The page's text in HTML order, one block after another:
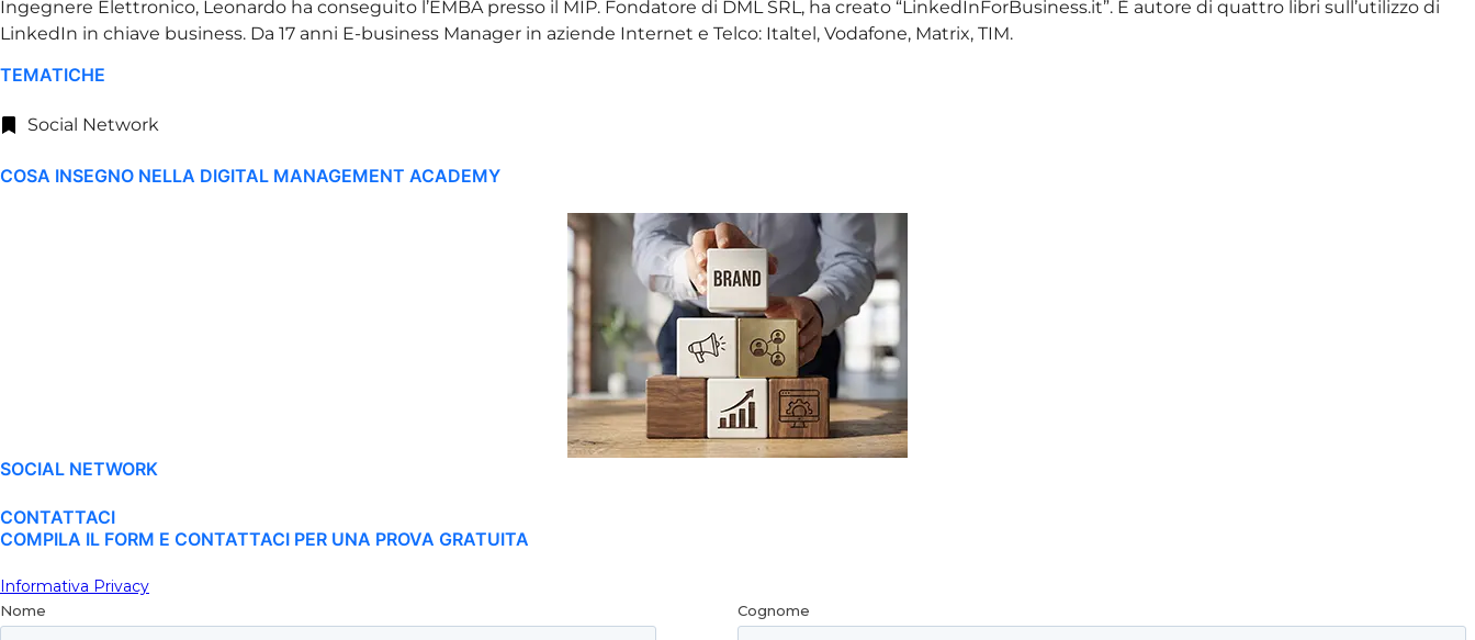
Ingegnere Elettronico, Leonardo ha conseguito l’EMBA presso il MIP. Fondatore di DML SRL, ha creato “LinkedInForBusiness.it”. È autore di quattro libri sull’utilizzo di
LinkedIn in chiave business. Da 17 anni E-business Manager in aziende Internet e Telco: Italtel, Vodafone, Matrix, TIM.
TEMATICHE
Social Network
COSA INSEGNO NELLA DIGITAL MANAGEMENT ACADEMY
SOCIAL NETWORK
CONTATTACI
COMPILA IL FORM E CONTATTACI PER UNA PROVA GRATUITA